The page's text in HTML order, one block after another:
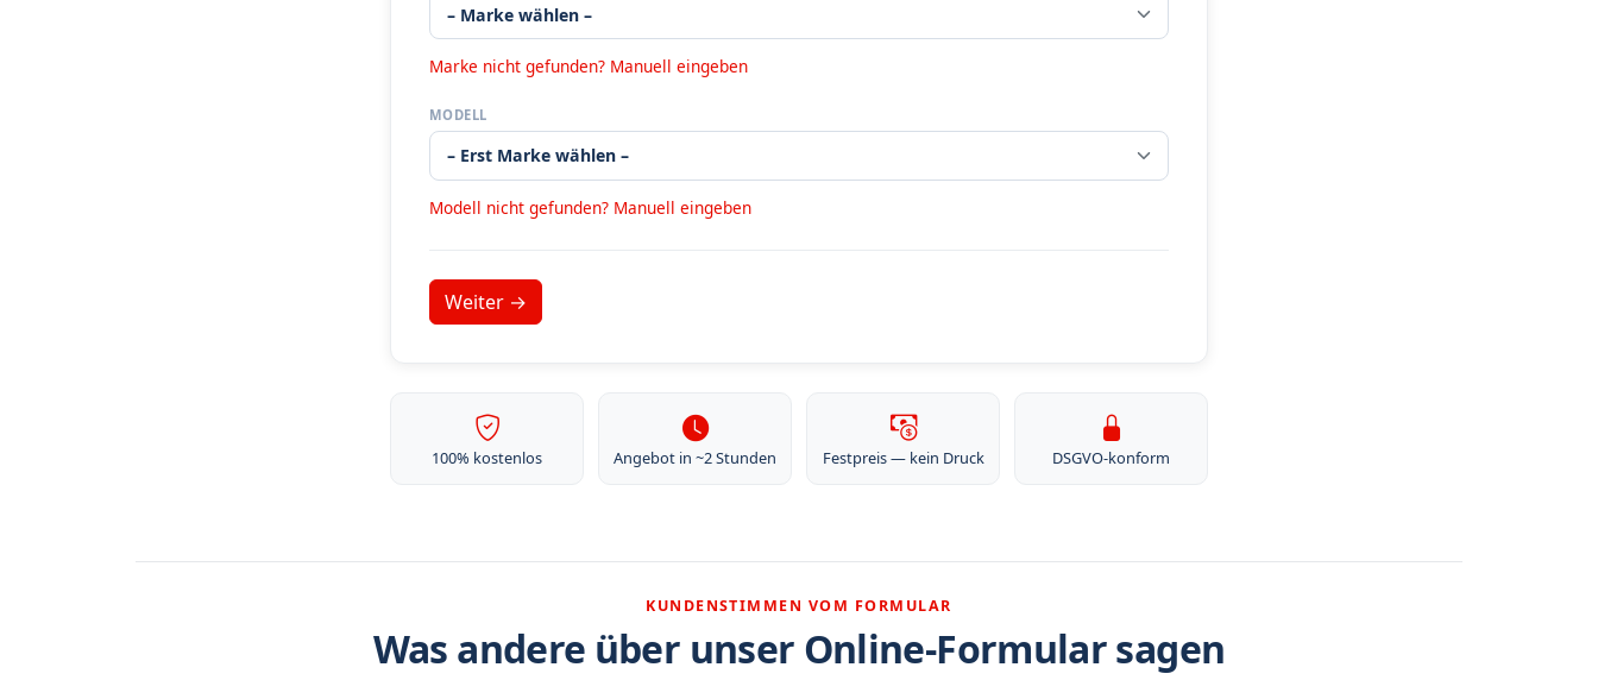
Marke nicht gefunden? Manuell eingeben
MODELL
Modell nicht gefunden? Manuell eingeben
100% kostenlos Angebot in ~2 Stunden Festpreis — kein Druck DSGVO-konform
KUNDENSTIMMEN VOM FORMULAR
Was andere über unser Online-Formular sagen